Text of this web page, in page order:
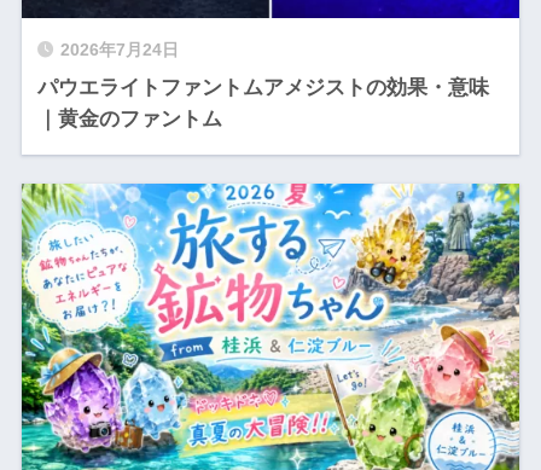
2026年7月24日
パウエライトファントムアメジストの効果・意味
｜黄金のファントム